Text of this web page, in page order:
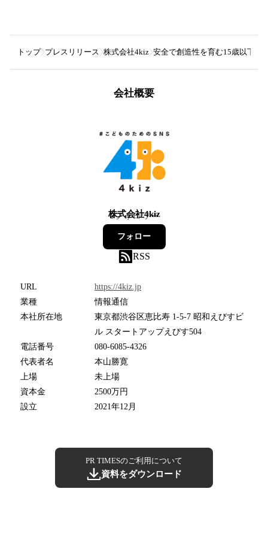
トップ プレスリリース 株式会社4kiz 安全で創造性を育む15歳以下子
会社概要
株式会社4kiz
6フォロワー
フォロー
RSS
URL
https://4kiz.jp
業種
情報通信
本社所在地
東京都渋谷区恵比寿 1-5-7 昭和えびすビ
ル スタートアップえびす504
電話番号
080-6085-4326
代表者名
本山勝寛
上場
未上場
資本金
2500万円
設立
2021年12月
PR TIMESのご利用について
資料をダウンロード